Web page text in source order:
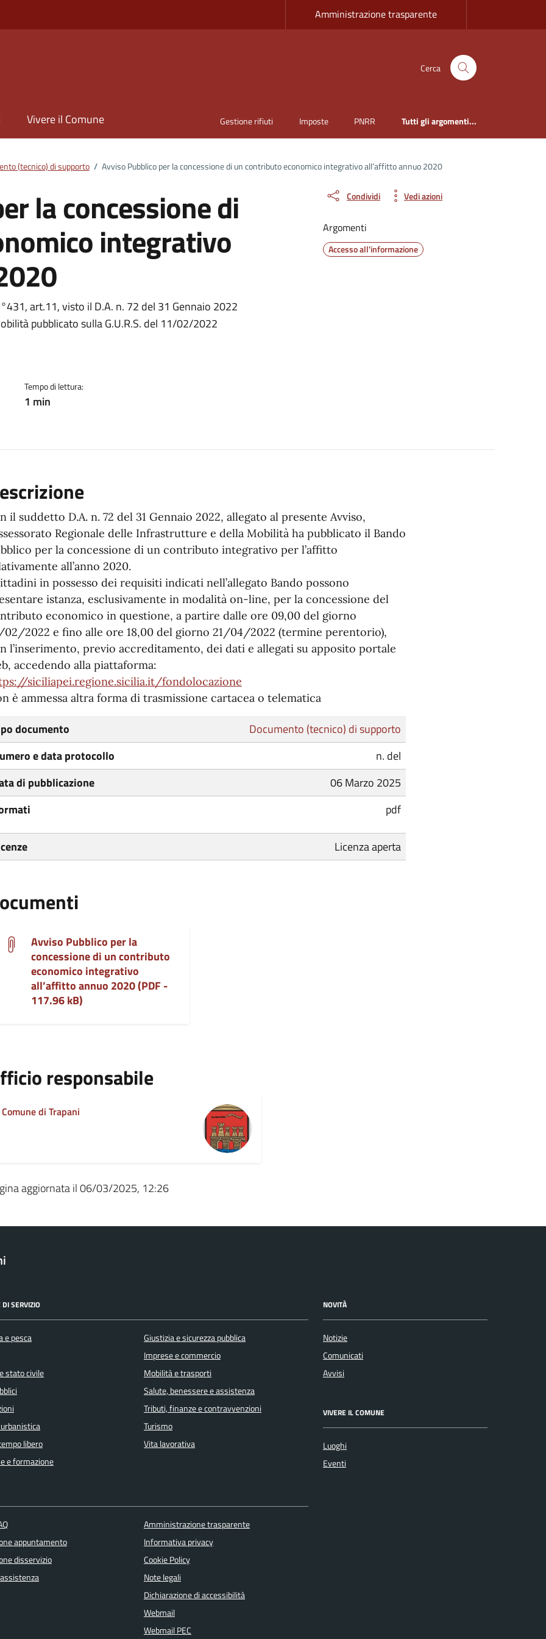
Amministrazione trasparente
Cerca
Vivere il Comune Gestione rifiuti Imposte PNRR Tutti gli argomenti...
(tecnico) di supporto / Avviso Pubblico per la concessione di un contributo economico integrativo all’affitto annuo 2020
la concessione di
integrativo
art.11, visto il D.A. n. 72 del 31 Gennaio 2022
pubblicato sulla G.U.R.S. del 11/02/2022
Tempo di lettura:
1 min
Condividi Vedi azioni
Argomenti
Accesso all'informazione
il suddetto D.A. n. 72 del 31 Gennaio 2022, allegato al presente Avviso,
Regionale delle Infrastrutture e della Mobilità ha pubblicato il Bando
per la concessione di un contributo integrativo per l’affitto
all’anno 2020.
in possesso dei requisiti indicati nell’allegato Bando possono
istanza, esclusivamente in modalità on-line, per la concessione del
economico in questione, a partire dalle ore 09,00 del giorno
02/2022 e fino alle ore 18,00 del giorno 21/04/2022 (termine perentorio),
l’inserimento, previo accreditamento, dei dati e allegati su apposito portale
accedendo alla piattaforma:
siciliapei.regione.sicilia.it/fondolocazione
è ammessa altra forma di trasmissione cartacea o telematica
documento
Documento (tecnico) di supporto
e data protocollo
n. del
di pubblicazione
06 Marzo 2025
pdf
Licenza aperta
Avviso Pubblico per la
concessione di un contributo
economico integrativo
all’affitto annuo 2020 (PDF -
117.96 kB)
responsabile
Comune di Trapani
aggiornata il 06/03/2025, 12:26
DI SERVIZIO
e pesca
stato civile
libero
e formazione
Giustizia e sicurezza pubblica
Imprese e commercio
Mobilità e trasporti
Salute, benessere e assistenza
Tributi, finanze e contravvenzioni
Turismo
Vita lavorativa
NOVITÀ
Notizie
Comunicati
Avvisi
VIVERE IL COMUNE
Luoghi
Eventi
appuntamento
disservizio
Amministrazione trasparente
Informativa privacy
Cookie Policy
Note legali
Dichiarazione di accessibilità
Webmail
Webmail PEC